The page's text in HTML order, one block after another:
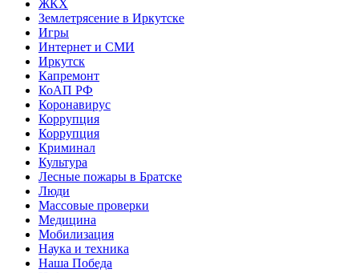
ЖКХ
Землетрясение в Иркутске
Игры
Интернет и СМИ
Иркутск
Капремонт
КоАП РФ
Коронавирус
Коррупция
Коррупция
Криминал
Культура
Лесные пожары в Братске
Люди
Массовые проверки
Медицина
Мобилизация
Наука и техника
Наша Победа